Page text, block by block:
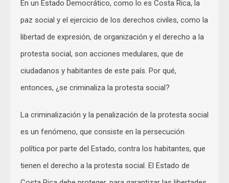
En un Estado Democrático, como lo es Costa Rica, la
paz social y el ejercicio de los derechos civiles, como la
libertad de expresión, de organización y el derecho a la
protesta social, son acciones medulares, que de
ciudadanos y habitantes de este país. Por qué,
entonces, ¿se criminaliza la protesta social?
La criminalización y la penalización de la protesta social
es un fenómeno, que consiste en la persecución
política por parte del Estado, contra los habitantes, que
tienen el derecho a la protesta social. El Estado de